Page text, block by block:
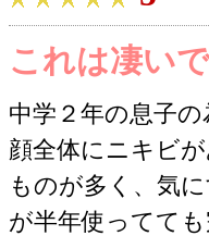
これは凄いで
中学２年の息子
顔全体にニキビ
ものが多く、気
が半年使ってて